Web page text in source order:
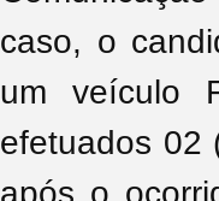
caso, o
um veículo
efetuados 02